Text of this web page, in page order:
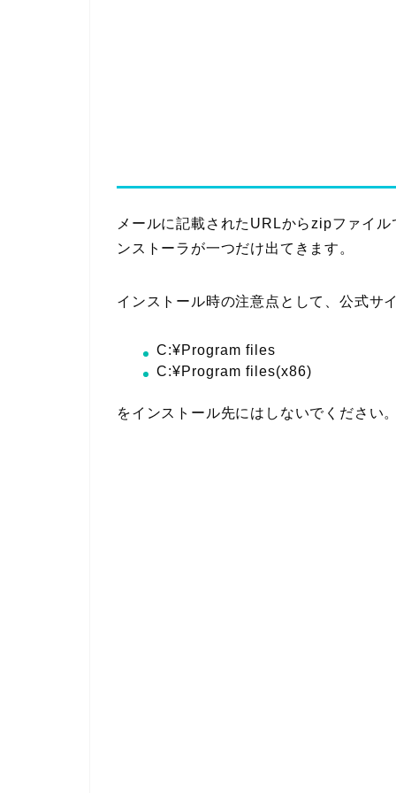
メールに記載されたURLからzipファイ
ンストーラが一つだけ出てきます。
インストール時の注意点として、公式サ
C:¥Program files
C:¥Program files(x86)
をインストール先にはしないでください